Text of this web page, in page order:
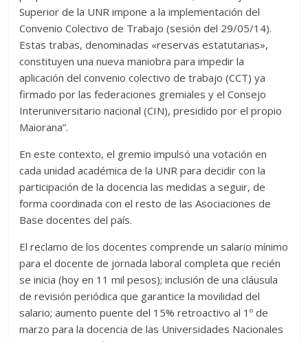
Superior de la UNR impone a la implementación del
Convenio Colectivo de Trabajo (sesión del 29/05/14).
Estas trabas, denominadas «reservas estatutarias»,
constituyen una nueva maniobra para impedir la
aplicación del convenio colectivo de trabajo (CCT) ya
firmado por las federaciones gremiales y el Consejo
Interuniversitario nacional (CIN), presidido por el propio
Maiorana”.
En este contexto, el gremio impulsó una votación en
cada unidad académica de la UNR para decidir con la
participación de la docencia las medidas a seguir, de
forma coordinada con el resto de las Asociaciones de
Base docentes del país.
El reclamo de los docentes comprende un salario mínimo
para el docente de jornada laboral completa que recién
se inicia (hoy en 11 mil pesos); inclusión de una cláusula
de revisión periódica que garantice la movilidad del
salario; aumento puente del 15% retroactivo al 1º de
marzo para la docencia de las Universidades Nacionales